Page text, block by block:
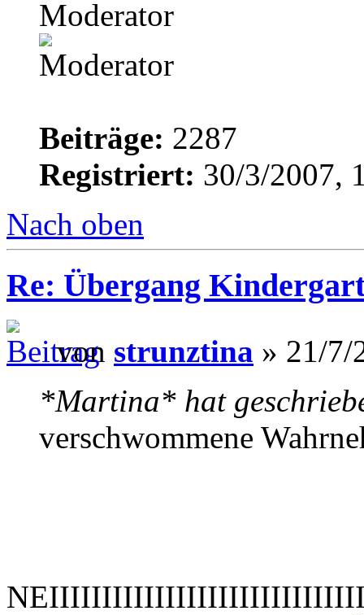
Moderator
Beiträge: 2287
Registriert: 30/3/2007,
Nach oben
Re: Übergang
von strunztina » 21/7/
*Martina* hat
verschwommene